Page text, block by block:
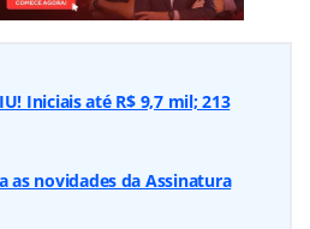
Iniciais até R$ 9,7 mil; 213
as novidades da Assinatura